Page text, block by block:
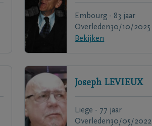
Embourg - 83 jaar
Overleden30/10/2025
Bekijken
Joseph LEVIEUX
Liege - 77 jaar
Overleden30/05/2022